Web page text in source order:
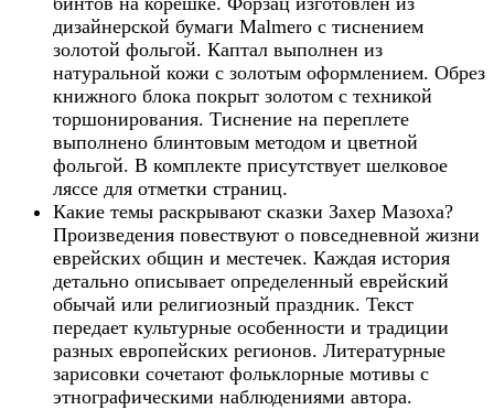
дизайнерской бумаги Malmero с тиснением
золотой фольгой. Каптал выполнен из
натуральной кожи с золотым оформлением. Обрез
книжного блока покрыт золотом с техникой
торшонирования. Тиснение на переплете
выполнено блинтовым методом и цветной
фольгой. В комплекте присутствует шелковое
ляссе для отметки страниц.
Какие темы раскрывают сказки Захер Мазоха?
Произведения повествуют о повседневной жизни
еврейских общин и местечек. Каждая история
детально описывает определенный еврейский
обычай или религиозный праздник. Текст
передает культурные особенности и традиции
разных европейских регионов. Литературные
зарисовки сочетают фольклорные мотивы с
этнографическими наблюдениями автора.